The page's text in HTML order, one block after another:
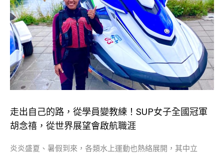
走出自己的路，從學員變教練！SUP女子全國冠軍
胡念禧，從世界展望會啟航職涯
炎炎盛夏、暑假到來，各類水上運動也熱絡展開，其中立